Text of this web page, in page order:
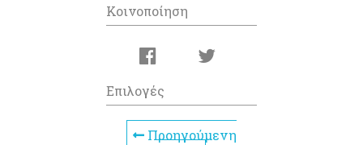
Κοινοποίηση
Επιλογές
Προηγούμενη